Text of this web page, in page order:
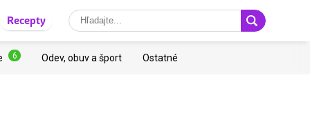
Recepty
6 Odev, obuv a šport Ostatné